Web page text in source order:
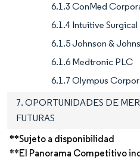
6.1.3 ConMed
6.1.4 Intuitive Surgical
6.1.5 Johnson &
6.1.6 Medtronic PLC
6.1.7 Olympus
7. OPORTUNIDADES DE
FUTURAS
**Sujeto a disponibilidad
**El Panorama Competitivo